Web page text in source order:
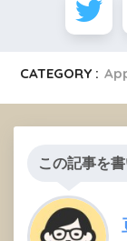
CATEGORY :
この記事を